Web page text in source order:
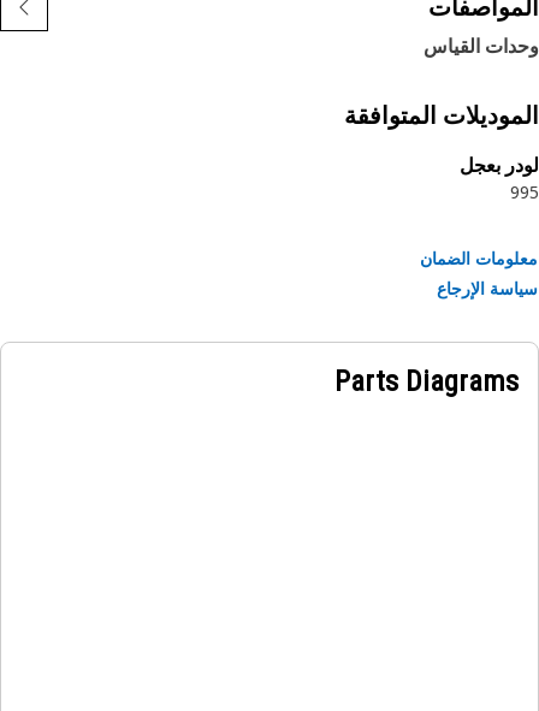
القياس
المتوافقة
بعجل
الضمان
الإرجاع
Parts Diagrams